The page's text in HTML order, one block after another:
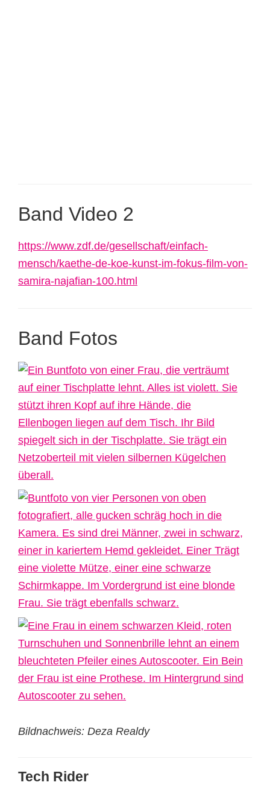
Band Video 2
https://www.zdf.de/gesellschaft/einfach-
mensch/kaethe-de-koe-kunst-im-fokus-film-von-
samira-najafian-100.html
Band Fotos
Bildnachweis: Deza Realdy
Tech Rider